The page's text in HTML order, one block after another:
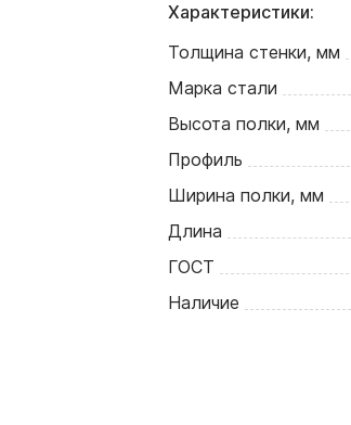
Характеристики:
Толщина стенки, мм
Марка стали
Высота полки, мм
Профиль
Ширина полки, мм
Длина
ГОСТ
Наличие